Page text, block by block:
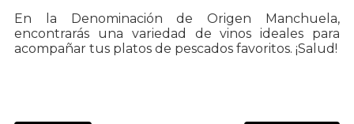
En la Denominación de Origen Manchuela,
encontrarás una variedad de vinos ideales para
acompañar tus platos de pescados favoritos. ¡Salud!